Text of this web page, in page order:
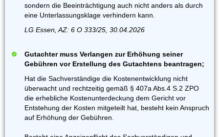
sondern die Beeinträchtigung auch nicht anders als durch
eine Unterlassungsklage verhindern kann.
LG Essen, AZ: 6 O 333/25, 30.04.2026
Gutachter muss Verlangen zur Erhöhung seiner
Gebühren vor Erstellung des Gutachtens beantragen;
Hat die Sachverständige die Kostenentwicklung nicht
überwacht und rechtzeitig gemäß § 407a Abs.4 S.2 ZPO
die erhebliche Kostenunterdeckung dem Gericht vor
Entstehung der Kosten mitgeteilt hat, besteht kein Anspruch
auf Erhöhung der Gebühren.